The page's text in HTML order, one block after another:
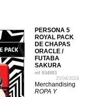
PERSONA 5
ROYAL PACK
DE CHAPAS
ORACLE /
FUTABA
SAKURA
ref 934883
25/04/2024
Merchandising
ROPA Y